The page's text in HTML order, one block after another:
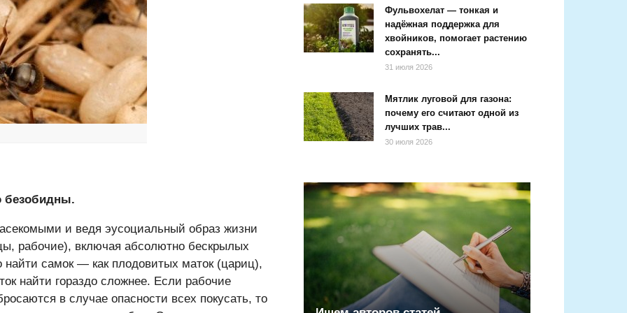
безобидны.
и ведя эусоциальный образ жизни
рабочие), включая абсолютно бескрылых
самок — как плодовитых маток (цариц),
найти гораздо сложнее. Если рабочие
в случае опасности всех покусать, то
Фульвохелат — тонкая и
надёжная поддержка для
хвойников, помогает растению
сохранять...
31 июля 2026
Мятлик луговой для газона:
почему его считают одной из
лучших трав...
30 июля 2026